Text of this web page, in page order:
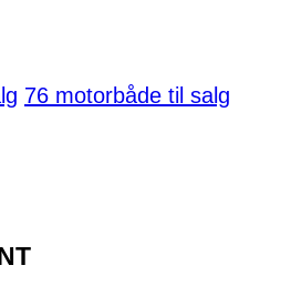
76 motorbåde til salg